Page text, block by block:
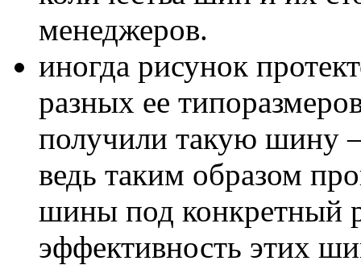
менеджеров.
иногда рисунок
разных ее
получили такую шину
ведь таким образом
шины под конкретный
эффективность этих